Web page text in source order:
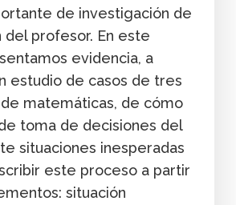
de investigación de
del profesor. En este
evidencia, a
estudio de casos de tres
matemáticas, de cómo
toma de decisiones del
situaciones inesperadas
este proceso a partir
situación